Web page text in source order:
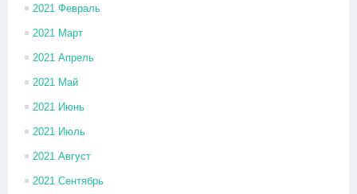
2021 Февраль
2021 Март
2021 Апрель
2021 Май
2021 Июнь
2021 Июль
2021 Август
2021 Сентябрь